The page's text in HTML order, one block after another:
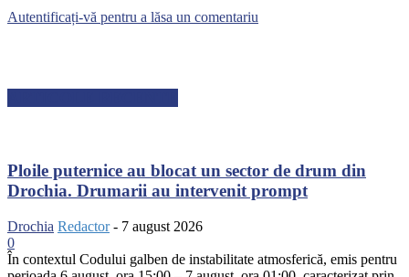
Autentificați-vă pentru a lăsa un comentariu
Ploile puternice au blocat un sector de drum din
Drochia. Drumarii au intervenit prompt
Drochia Redactor - 7 august 2026
0
În contextul Codului galben de instabilitate atmosferică, emis pentru